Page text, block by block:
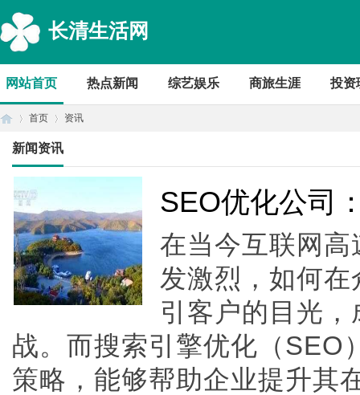
长清生活网
网站首页 热点新闻 综艺娱乐 商旅生涯 投资
首页 资讯
新闻资讯
SEO优化公司
在当今互联网
发激烈，如何
引客户的目光
战。而搜索引擎优化（SEO
策略，能够帮助企业提升其